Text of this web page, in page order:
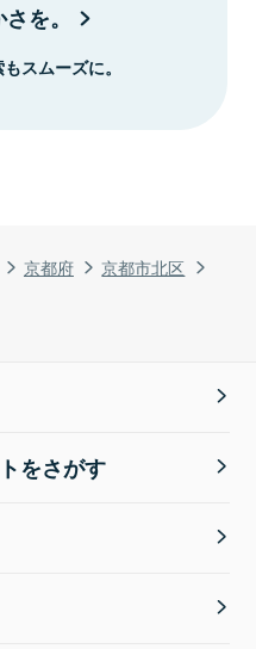
京都府
京都市北区
を。
スムーズに。
をさがす